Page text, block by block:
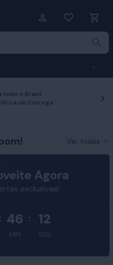
todo o Brasil
de Entrega
Ver todas
Agora
exclusivas!
: 46
MIN
: 11
SEG